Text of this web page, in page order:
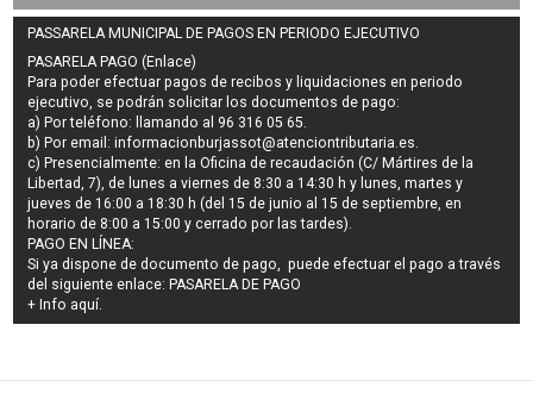
PASSARELA MUNICIPAL DE PAGOS EN PERIODO EJECUTIVO
PASARELA PAGO (Enlace)
Para poder efectuar pagos derecibos y liquidaciones en periodo
ejecutivo , se podrán solicitar los documentos de pago:
a) Por teléfono: llamando al 96 316 05 65.
b) Por email:informacionburjassot@atenciontributaria.es
c) Presencialmente: en la Oficina de recaudación (C/ Mártires de la
Libertad, 7), de lunes a viernes de 8:30 a 14:30 h y lunes, martes y
jueves de 16:00 a 18:30 h (del 15 de junio al 15 de septiembre, en
horario de 8:00 a 15:00 y cerrado por las tardes).
PAGO EN LÍNEA:
Si ya dispone de documento de pago, puede efectuar el pago a través
del siguiente enlace:PASARELA DE PAGO
+ Info aquí